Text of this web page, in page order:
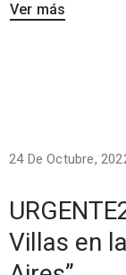
Ver más
24 De Octubre,
Villas en